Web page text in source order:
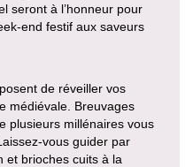
seront à l’honneur pour
end festif aux saveurs
de réveiller vos
médiévale. Breuvages
plusieurs millénaires vous
vous guider par
et brioches cuits à la